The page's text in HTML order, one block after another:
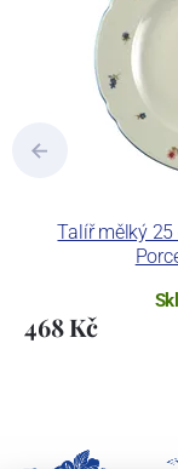
Talíř mělký 25
468 Kč